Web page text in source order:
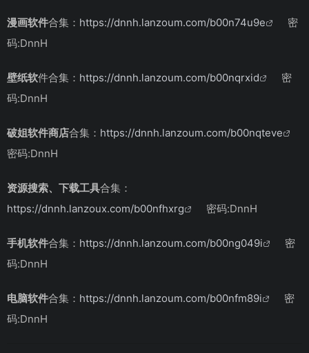
漫画软件合集： https://dnnh.lanzoum.com/b00n74u9e
密
码:DnnH
壁纸软件合集： https://dnnh.lanzoum.com/b00nqrxid
密
码:DnnH
破姐软件商店合集： https://dnnh.lanzoum.com/b00nqteve
密码:DnnH
资源搜索、下载工具合集：
https://dnnh.lanzoux.com/b00nfhxrg
密码:DnnH
手机软件合集： https://dnnh.lanzoum.com/b00ng049i
密
码:DnnH
电脑软件合集： https://dnnh.lanzoum.com/b00nfm89i
密
码:DnnH